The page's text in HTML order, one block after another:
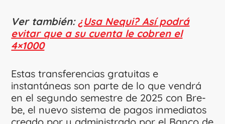
Ver también: ¿Usa Nequi? Así podrá
evitar que a su cuenta le cobren el
4×1000
Estas transferencias gratuitas e
instantáneas son parte de lo que vendrá
en el segundo semestre de 2025 con Bre-
be, el nuevo sistema de pagos inmediatos